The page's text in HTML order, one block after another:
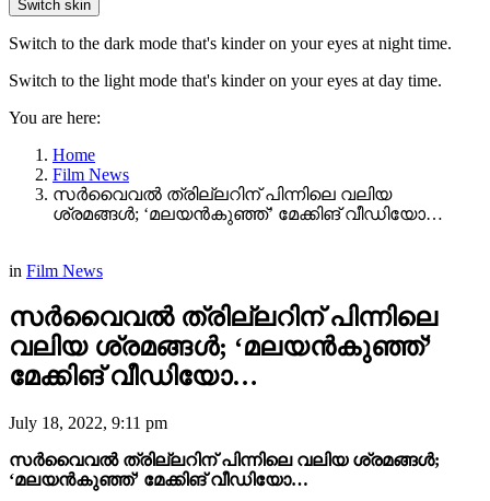
Switch skin
Switch to the dark mode that's kinder on your eyes at night time.
Switch to the light mode that's kinder on your eyes at day time.
You are here:
Home
Film News
സർവൈവൽ ത്രില്ലറിന് പിന്നിലെ വലിയ
ശ്രമങ്ങൾ; ‘മലയൻകുഞ്ഞ്’ മേക്കിങ് വീഡിയോ…
in Film News
സർവൈവൽ ത്രില്ലറിന് പിന്നിലെ
വലിയ ശ്രമങ്ങൾ; ‘മലയൻകുഞ്ഞ്’
മേക്കിങ് വീഡിയോ…
July 18, 2022, 9:11 pm
സർവൈവൽ ത്രില്ലറിന് പിന്നിലെ വലിയ ശ്രമങ്ങൾ;
‘മലയൻകുഞ്ഞ്’ മേക്കിങ് വീഡിയോ…